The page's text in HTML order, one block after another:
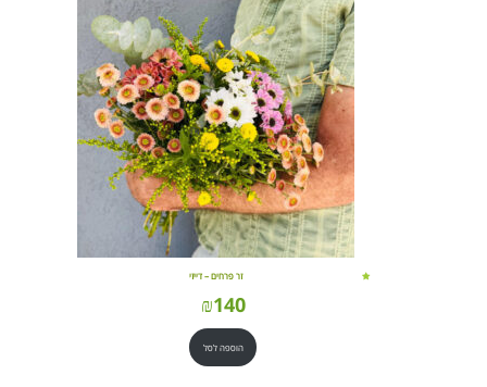
זר פרחים – דייזי
₪140
הוספה לסל